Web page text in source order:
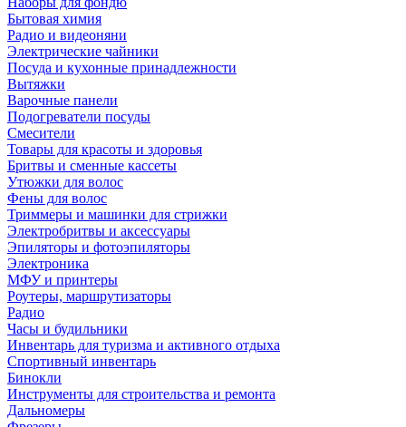
Бытовая химия
Радио и видеоняни
Электрические чайники
Посуда и кухонные принадлежности
Вытяжки
Варочные панели
Подогреватели посуды
Смесители
Товары для красоты и здоровья
Бритвы и сменные кассеты
Утюжки для волос
Фены для волос
Триммеры и машинки для стрижки
Электробритвы и аксессуары
Эпиляторы и фотоэпиляторы
Электроника
МФУ и принтеры
Роутеры, маршрутизаторы
Радио
Часы и будильники
Инвентарь для туризма и активного отдыха
Спортивный инвентарь
Бинокли
Инструменты для строительства и ремонта
Дальномеры